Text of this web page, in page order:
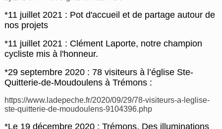
*11 juillet 2021 : Pot d'accueil et de partage autour de
nos projets
*11 juillet 2021 : Clément Laporte, notre champion
cycliste mis à l'honneur.
*29 septembre 2020 : 78 visiteurs à l’église Ste-
Quitterie-de-Moudoulens à Trémons :
https://www.ladepeche.fr/2020/09/29/78-visiteurs-a-leglise-
ste-quitterie-de-moudoulens-9104396.php
*Le 19 décembre 2020 : Trémons. Des illuminations